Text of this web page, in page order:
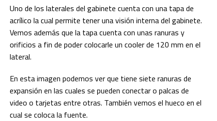
Uno de los laterales del gabinete cuenta con una tapa de
acrílico la cual permite tener una visión interna del gabinete.
Vemos además que la tapa cuenta con unas ranuras y
orificios a fin de poder colocarle un cooler de 120 mm en el
lateral.
En esta imagen podemos ver que tiene siete ranuras de
expansión en las cuales se pueden conectar o palcas de
video o tarjetas entre otras. También vemos el hueco en el
cual se coloca la fuente.